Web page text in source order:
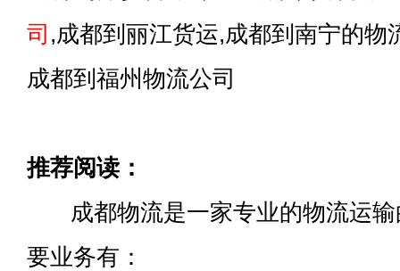
司 ,成都到丽江货运,成都到南宁的物
成都到福州物流公司
推荐阅读：
成都物流是一家专业的物流运输
要业务有：